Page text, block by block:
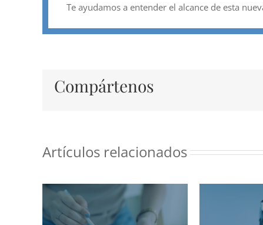
Te ayudamos a entender el alcance de esta
Compártenos
Artículos relacionados